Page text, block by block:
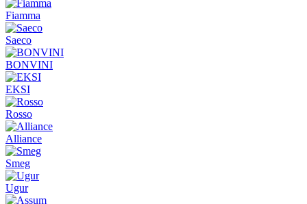
Fiamma
Saeco
BONVINI
EKSI
Rosso
Alliance
Smeg
Ugur